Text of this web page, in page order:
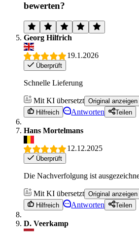
bewerten?
Georg Hilfrich
19.1.2026
Überprüft
Schnelle Lieferung
Mit KI übersetzt Original anzeigen
Hilfreich
Antworten Teilen
Hans Mortelmans
12.12.2025
Überprüft
Die Nachverfolgung ist
Mit KI übersetzt Original anzeigen
Hilfreich
Antworten Teilen
D. Veerkamp